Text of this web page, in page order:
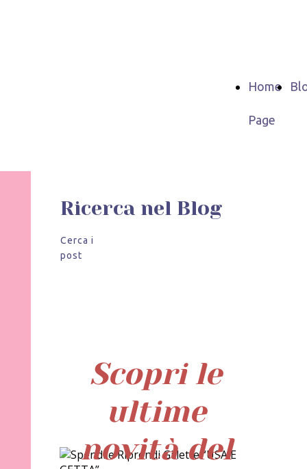
Home
Page
Ricerca nel Blog
Cerca i
post
Scopri le
ultime
novità del